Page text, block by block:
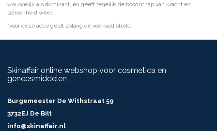
vrouwelijk als dominant, en geeft tegelijk de boodschap van kracht en
schoonheid weer.
*voor deze actie geldt zolang de voorraad strekt
Skinaffair online webshop voor cosmetica en
geneesmiddelen
Burgemeester De Withstraat 59
3732EJ De Bilt
info@skinaffair.nl